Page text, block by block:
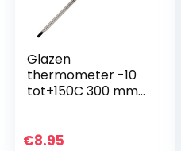
Glazen
thermometer -10
tot+150C 300 mm
Producten voor het
€8.95